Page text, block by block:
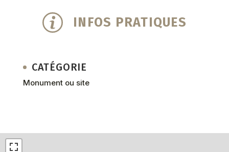
INFOS PRATIQUES
CATÉGORIE
Monument ou site